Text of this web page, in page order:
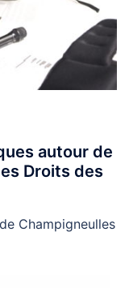
autour de
Droits des
Champigneulles